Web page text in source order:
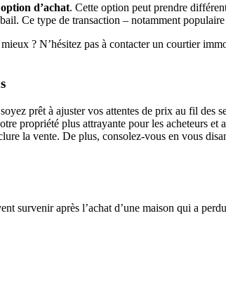
d’achat. Cette option peut prendre
Ce type de transaction – notamment
? N’hésitez pas à contacter un courtier
prêt à ajuster vos attentes de prix au fil
propriété plus attrayante pour les acheteurs
la vente. De plus, consolez-vous en vous
survenir après l’achat d’une maison qui a